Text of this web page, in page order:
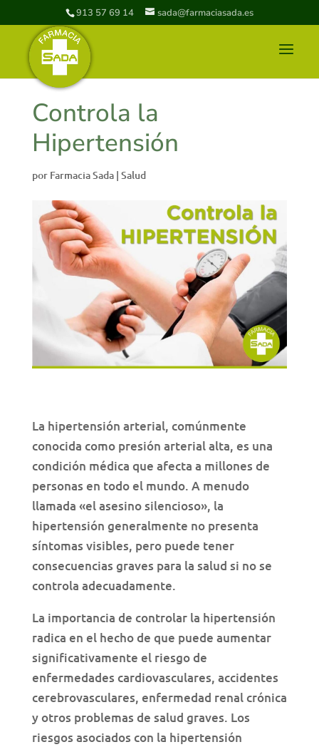
913 57 69 14 sada@farmaciasada.es
Controla la
Hipertensión
por Farmacia Sada| Salud
La hipertensión arterial, comúnmente
conocida como presión arterial alta, es una
condición médica que afecta a millones de
personas en todo el mundo. A menudo
llamada «el asesino silencioso», la
hipertensión generalmente no presenta
síntomas visibles, pero puede tener
consecuencias graves para la salud si no se
controla adecuadamente.
La importancia de controlar la hipertensión
radica en el hecho de que puede aumentar
significativamente el riesgo de
enfermedades cardiovasculares, accidentes
cerebrovasculares, enfermedad renal crónica
y otros problemas de salud graves. Los
riesgos asociados con la hipertensión